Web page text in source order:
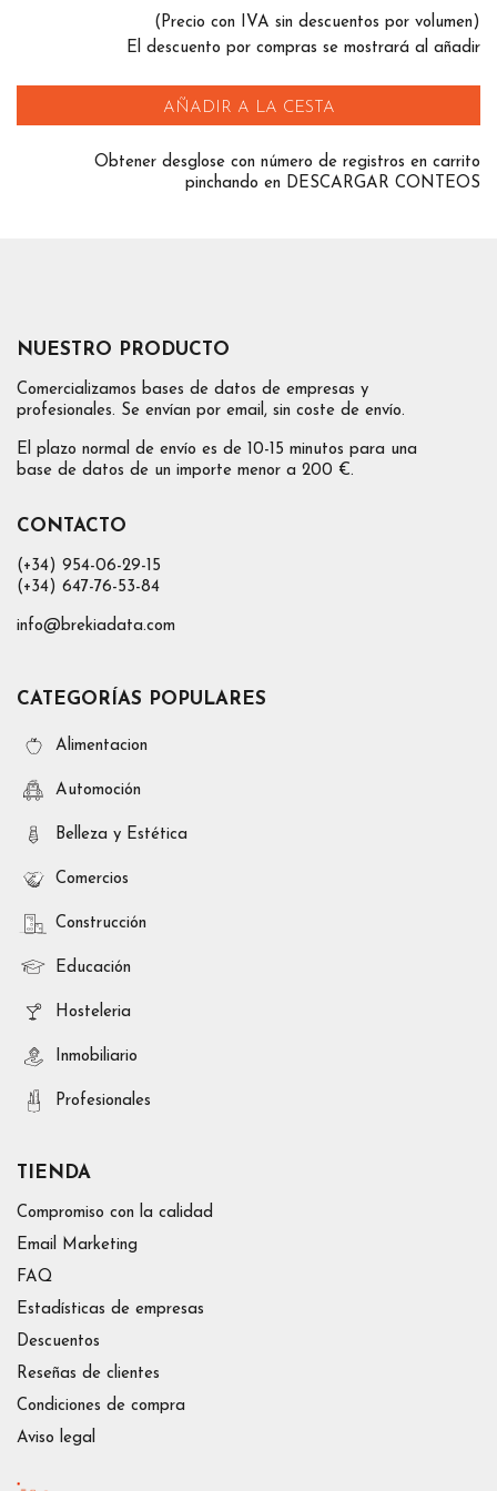
(Precio con IVA sin descuentos por volumen)
El descuento por compras se mostrará al añadir
AÑADIR A LA CESTA
Obtener desglose con número de registros en carrito
pinchando en DESCARGAR CONTEOS
NUESTRO PRODUCTO
Comercializamos bases de datos de empresas y
profesionales. Se envían por email, sin coste de envío.
El plazo normal de envío es de 10-15 minutos para una
base de datos de un importe menor a 200 €.
CONTACTO
(+34) 954-06-29-15
(+34) 647-76-53-84
info@brekiadata.com
CATEGORÍAS POPULARES
Alimentacion
Automoción
Belleza y Estética
Comercios
Construcción
Educación
Hosteleria
Inmobiliario
Profesionales
TIENDA
Compromiso con la calidad
Email Marketing
FAQ
Estadísticas de empresas
Descuentos
Reseñas de clientes
Condiciones de compra
Aviso legal